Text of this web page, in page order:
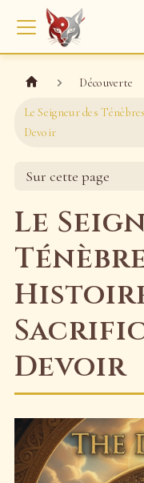
Découverte
Le Seigneur des
Devoir
Sur cette page
Le
Devoir